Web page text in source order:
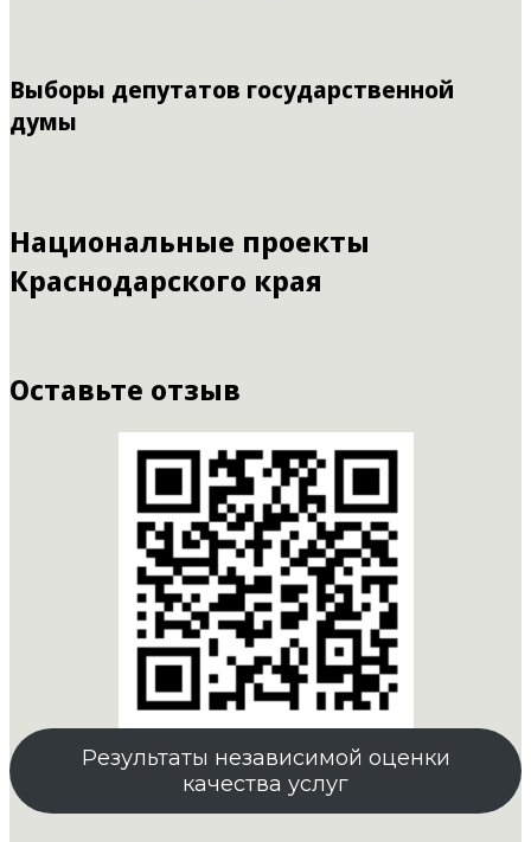
Выборы депутатов государственной
думы
Национальные проекты
Краснодарского края
Оставьте отзыв
Результаты независимой оценки
качества услуг